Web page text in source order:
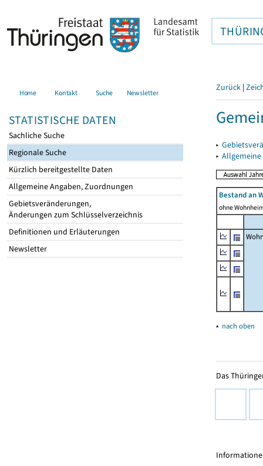
Home Kontakt Suche Newsletter
STATISTISCHE DATEN
Sachliche Suche
Regionale Suche
Kürzlich bereitgestellte Daten
Allgemeine Angaben, Zuordnungen
Gebietsveränderungen,
Änderungen zum Schlüsselverzeichnis
Definitionen und Erläuterungen
Newsletter
Zurück |
▸
▸
Bestand an
ohne
▴ nach oben
Das